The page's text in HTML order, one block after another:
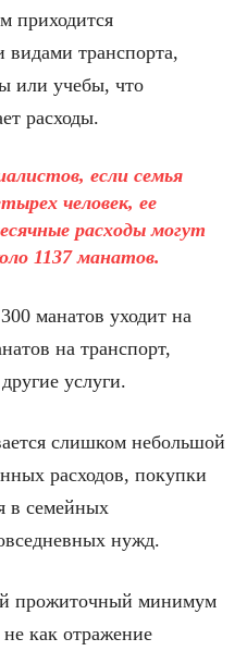
приходится
видами транспорта,
или учебы, что
расходы.
если семья
человек, ее
расходы могут
1137 манатов.
манатов уходит на
на транспорт,
услуги.
слишком небольшой
расходов, покупки
в семейных
нужд.
прожиточный минимум
как отражение